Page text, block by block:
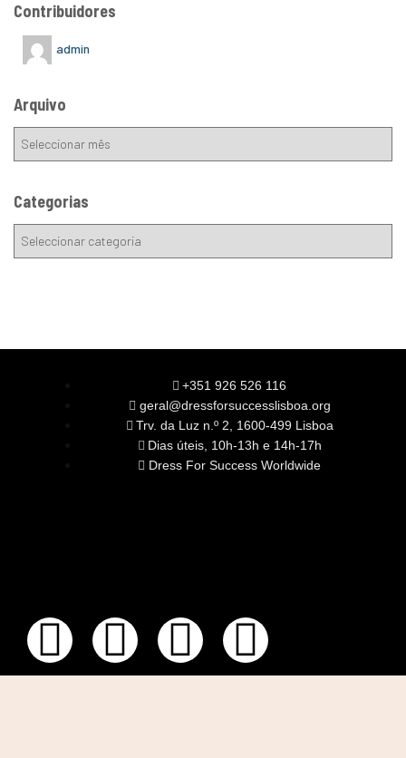
Contribuidores
admin
Arquivo
Categorias
+351 926 526 116
geral@dressforsuccesslisboa.org
Trv. da Luz n.º 2, 1600-499 Lisboa
Dias úteis, 10h-13h e 14h-17h
Dress For Success Worldwide